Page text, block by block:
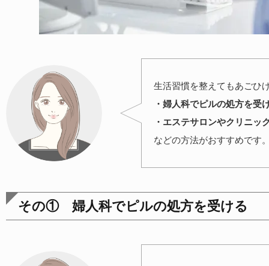
生活習慣を整えてもあごひ
・婦人科でピルの処方を受
・エステサロンやクリニッ
などの方法がおすすめです
その① 婦人科でピルの処方を受ける